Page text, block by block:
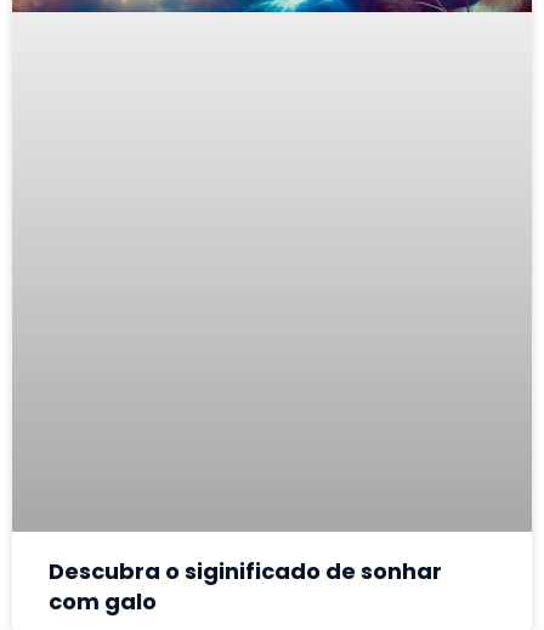
Descubra o siginificado de sonhar
com galo